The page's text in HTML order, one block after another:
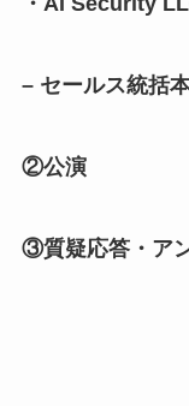
– セールス統括
②公演
③質疑応答・ア